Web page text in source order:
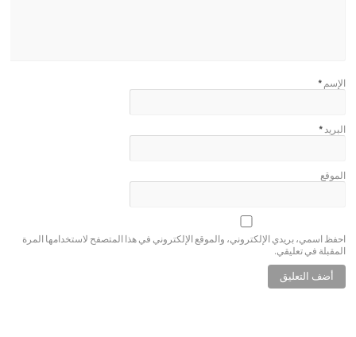
الإسم *
البريد*
الموقع
احفظ اسمي، بريدي الإلكتروني، والموقع الإلكتروني في هذا المتصفح لاستخدامها المرة
المقبلة في تعليقي.